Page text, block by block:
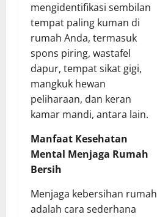
mengidentifikasi sembilan
tempat paling kuman di
rumah Anda, termasuk
spons piring, wastafel
dapur, tempat sikat gigi,
mangkuk hewan
peliharaan, dan keran
kamar mandi, antara lain.
Manfaat Kesehatan
Mental Menjaga Rumah
Bersih
Menjaga kebersihan rumah
adalah cara sederhana